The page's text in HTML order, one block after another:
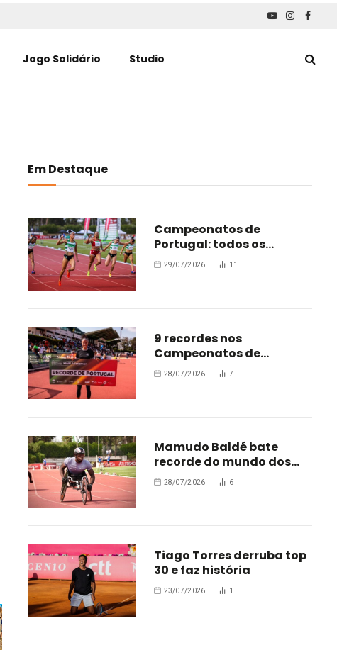
YouTube
Jogo Solidário Studio
Em Destaque
Campeonatos de
Portugal: todos os
campeões
29/07/2026 11
9 recordes nos
Campeonatos de
Portugal de Atletismo
28/07/2026 7
Mamudo Baldé bate
recorde do mundo dos
100m
28/07/2026 6
Tiago Torres derruba top
30 e faz história
23/07/2026 1